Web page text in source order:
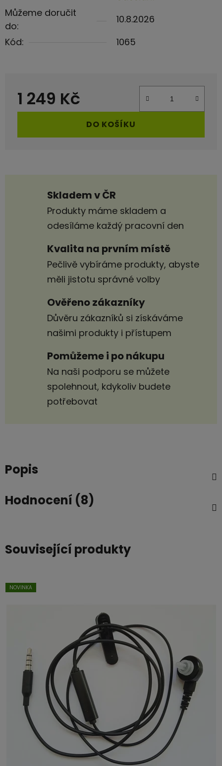
Můžeme doručit
do:
10.8.2026
Kód:
1065
1 249 Kč
Měrná cena:
DO KOŠÍKU
Skladem v ČR
Produkty máme skladem a
odesíláme každý pracovní den
Kvalita na prvním místě
Pečlivě vybíráme produkty, abyste
měli jistotu správné volby
Ověřeno zákazníky
Důvěru zákazníků si získáváme
našimi produkty i přístupem
Pomůžeme i po nákupu
Na naši podporu se můžete
spolehnout, kdykoliv budete
potřebovat
Popis
Hodnocení (8)
Související produkty
NOVINKA